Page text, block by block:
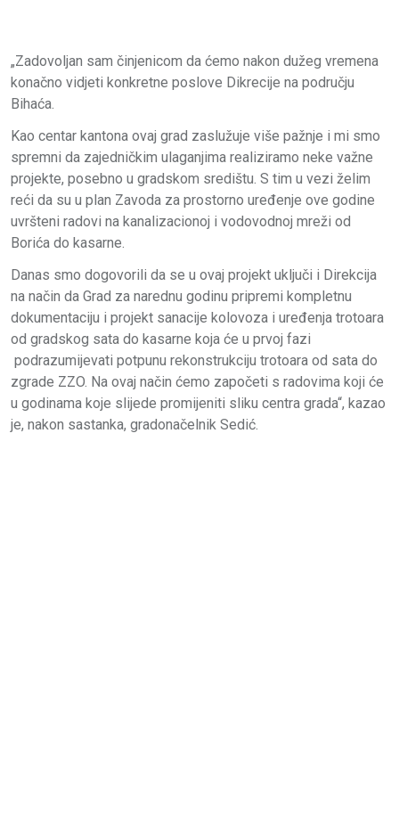
„Zadovoljan sam činjenicom da ćemo nakon dužeg vremena
konačno vidjeti konkretne poslove Dikrecije na području
Bihaća.
Kao centar kantona ovaj grad zaslužuje više pažnje i mi smo
spremni da zajedničkim ulaganjima realiziramo neke važne
projekte, posebno u gradskom središtu. S tim u vezi želim
reći da su u plan Zavoda za prostorno uređenje ove godine
uvršteni radovi na kanalizacionoj i vodovodnoj mreži od
Borića do kasarne.
Danas smo dogovorili da se u ovaj projekt uključi i Direkcija
na način da Grad za narednu godinu pripremi kompletnu
dokumentaciju i projekt sanacije kolovoza i uređenja trotoara
od gradskog sata do kasarne koja će u prvoj fazi
podrazumijevati potpunu rekonstrukciju trotoara od sata do
zgrade ZZO. Na ovaj način ćemo započeti s radovima koji će
u godinama koje slijede promijeniti sliku centra grada“, kazao
je, nakon sastanka, gradonačelnik Sedić.